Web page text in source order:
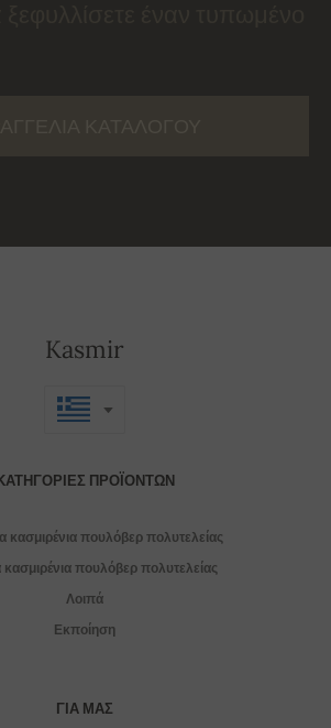
Kasmir
ΠΡΟΪΌΝΤΩΝ
κασμιρένια πουλόβερ πολυτελείας
κασμιρένια πουλόβερ πολυτελείας
Λοιπά
Εκποίηση
ΓΙΑ ΜΑΣ